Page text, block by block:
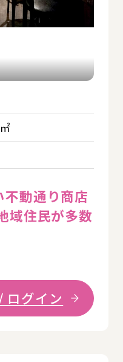
動通り商店
域住民が多数
ログイン